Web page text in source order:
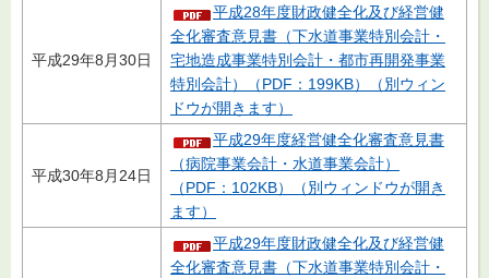
平成29年8月30日
平成28年度財政健全化及び経営健
全化審査意見書（下水道事業特別会計・
宅地造成事業特別会計・都市再開発事業
特別会計）（PDF：199KB）（別ウィン
ドウが開きます）
平成30年8月24日
平成29年度経営健全化審査意見書
（病院事業会計・水道事業会計）
（PDF：102KB）（別ウィンドウが開き
ます）
平成29年度財政健全化及び経営健
全化審査意見書（下水道事業特別会計・